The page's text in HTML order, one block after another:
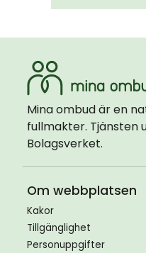
Mina ombud
Mina ombud är en
fullmakter. Tjänsten
Bolagsverket.
Om webbplatsen
Kakor
Tillgänglighet
Personuppgifter